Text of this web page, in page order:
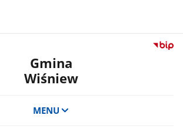
Przejdź
Gmina
Wiśniew
MENU